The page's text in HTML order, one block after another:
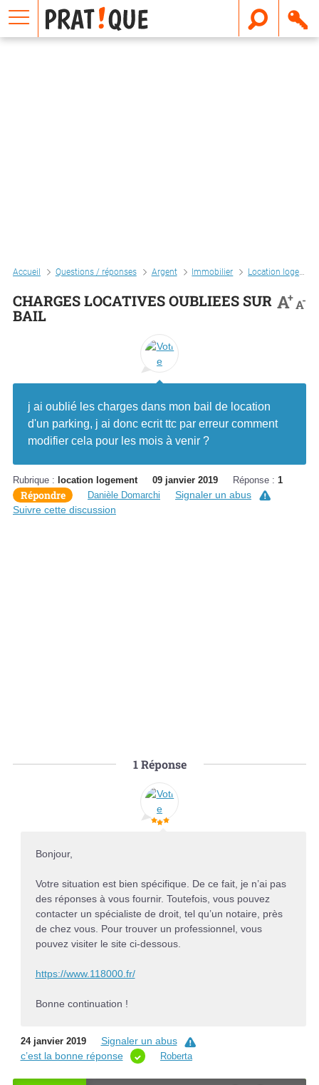
Accueil Questions / réponses Argent Immobilier Location logement
CHARGES LOCATIVES OUBLIEES SUR
BAIL
A+A-
j ai oublié les charges dans mon bail de location
d'un parking, j ai donc ecrit ttc par erreur comment
modifier cela pour les mois à venir ?
Rubrique : location logement 09 janvier 2019 Réponse : 1
Répondre Danièle Domarchi
Signaler un abus
Suivre cette discussion
1Réponse
Bonjour,
Votre situation est bien spécifique. De ce fait, je n’ai pas
des réponses à vous fournir. Toutefois, vous pouvez
contacter un spécialiste de droit, tel qu’un notaire, près
de chez vous. Pour trouver un professionnel, vous
pouvez visiter le site ci-dessous.
https://www.118000.fr/
Bonne continuation !
24 janvier 2019
Signaler un abus
c’est la bonne réponse
Roberta
E
m
a